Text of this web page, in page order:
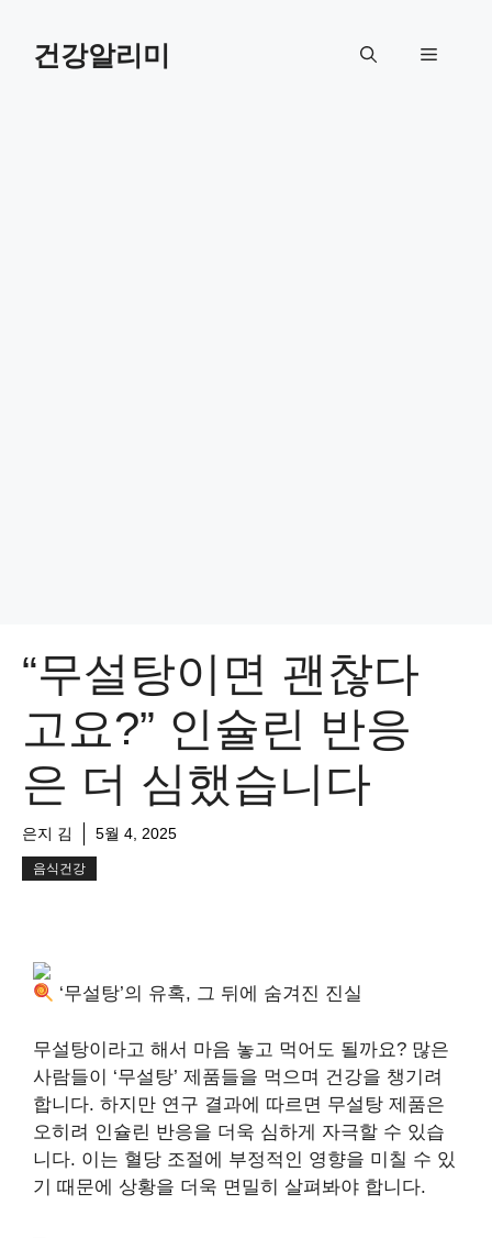
건강알리미 메
“무설탕이면 괜찮다
고요?” 인슐린 반응
은 더 심했습니다
은지 김 5월 4, 2025
음식건강
‘무설탕’의 유혹, 그 뒤에 숨겨진 진실
무설탕이라고 해서 마음 놓고 먹어도 될까요? 많은
사람들이 ‘무설탕’ 제품들을 먹으며 건강을 챙기려
합니다. 하지만 연구 결과에 따르면 무설탕 제품은
오히려 인슐린 반응을 더욱 심하게 자극할 수 있습
니다. 이는 혈당 조절에 부정적인 영향을 미칠 수 있
기 때문에 상황을 더욱 면밀히 살펴봐야 합니다.